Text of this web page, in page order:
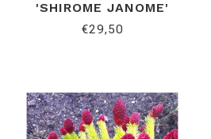
'SHIROME JANOME'
€29,50